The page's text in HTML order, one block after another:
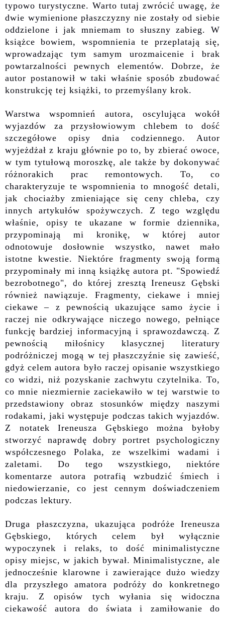
typowo turystyczne. Warto tutaj zwrócić uwagę, że
dwie wymienionepłaszczyzny nie zostały od siebie
oddzielone i jak mniemam to słuszny zabieg. W
książce bowiem, wspomnienia te przeplatają się,
wprowadzając tym samym
urozmaicenie i brak
powtarzalności pewnych elementów. Dobrze, że
autor postanowił w taki właśnie sposób zbudować
konstrukcję tej książki, to przemyślany krok.
Warstwa wspomnień autora, oscylująca wokół
wyjazdów za przysłowiowym chlebem to dość
szczegółowe opisy dnia codziennego. Autor
wyjeżdżał z kraju głównie po to, by zbierać owoce,
w tym tytułową moroszkę, ale także by dokonywać
różnorakich prac remontowych. To, co
charakteryzuje te wspomnienia to mnogość detali,
jak chociażby zmieniające się ceny chleba, czy
innych artykułów spożywczych.Z tego względu
właśnie, opisyteukazane w formie dziennika,
przypominają mi kronikę, w której autor
odnotowuje dosłownie wszystko, nawet mało
istotne kwestie. Niektóre fragmenty swoją formą
przypominały mi inną książkę autora pt. "Spowiedź
bezrobotnego", do której zresztą Ireneusz Gębski
również nawiązuje. Fragmenty, ciekawe i mniej
ciekawe – z pewnością ukazujące samo życie i
raczej nie odkrywające niczego nowego,pełniące
funkcję bardziej informacyjną i sprawozdawczą. Z
pewnością miłośnicy klasycznej literatury
podróżniczej mogą w tej płaszczyźnie się zawieść,
gdyż celem autora było raczej opisanie wszystkiego
co widzi, niż pozyskanie zachwytu czytelnika. To,
co mnie niezmiernie zaciekawiło w tej warstwieto
przedstawiony obraz stosunków między naszymi
rodakami, jaki występuje podczas takich wyjazdów.
Z notatek Ireneusza Gębskiego można byłoby
stworzyć naprawdę dobry portret psychologiczny
współczesnego Polaka, ze wszelkimi wadami i
zaletami.Do tego wszystkiego, niektóre
komentarze autora potrafią wzbudzić śmiech i
niedowierzanie, co jest cennym doświadczeniem
podczas lektury.
Druga płaszczyzna, ukazująca podróże Ireneusza
Gębskiego, których celem był wyłącznie
wypoczynek i relaks, to dość minimalistyczne
opisy miejsc, w jakich bywał. Minimalistyczne, ale
jednocześnie klarowne i zawierające dużo wiedzy
dla przyszłego amatora podróży do konkretnego
kraju. Z opisów tych wyłania się widoczna
ciekawość autora do świata i zamiłowanie do